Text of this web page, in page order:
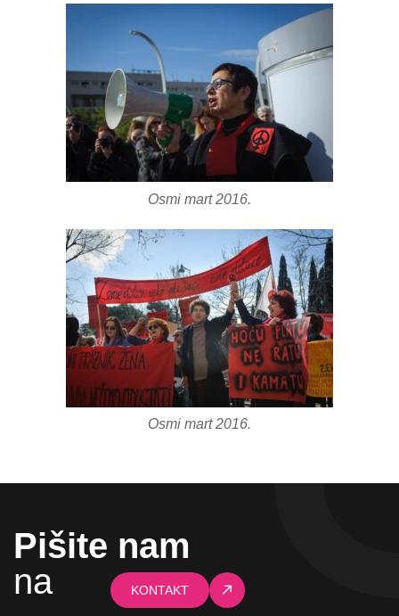
Osmi mart 2016.
Osmi mart 2016.
Pišite nam
na
KONTAKT